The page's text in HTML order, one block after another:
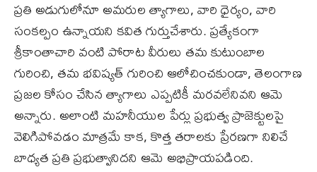
ప్రతి అడుగులోనూ అమరుల త్యాగాలు, వారి ధైర్యం, వారి
సంకల్పం ఉన్నాయని కవిత గుర్తుచేశారు. ప్రత్యేకంగా
శ్రీకాంతాచారి వంటి పోరాట వీరులు తమ కుటుంబాల
గురించి, తమ భవిష్యత్ గురించి ఆలోచించకుండా, తెలంగాణ
ప్రజల కోసం చేసిన త్యాగాలు ఎప్పటికీ మరవలేనివని ఆమె
అన్నారు. అలాంటి మహనీయుల పేర్లు ప్రభుత్వ ప్రాజెక్టులపై
వెలిగిపోవడం మాత్రమే కాక, కొత్త తరాలకు ప్రేరణగా నిలిచే
బాధ్యత ప్రతి ప్రభుత్వానిదని ఆమె అభిప్రాయపడింది.